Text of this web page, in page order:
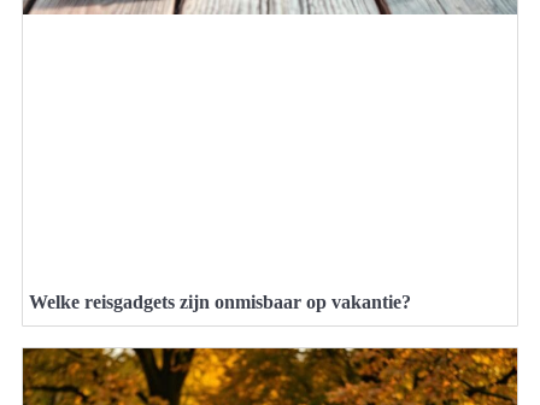
Welke reisgadgets zijn onmisbaar op vakantie?